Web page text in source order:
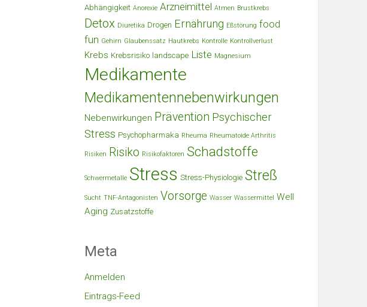
Abhängigkeit Anorexie Arzneimittel Atmen Brustkrebs
Detox Diuretika Drogen Ernährung Eßstörung food
fun Gehirn Glaubenssatz Hautkrebs Kontrolle Kontrollverlust
Krebs Krebsrisiko landscape Liste Magnesium
Medikamente
Medikamentennebenwirkungen
Nebenwirkungen Prävention Psychischer
Stress Psychopharmaka Rheuma Rheumatoide Arthritis
Risiken Risiko Risikofaktoren Schadstoffe
Schwermetalle Stress Stress-Physiologie Streß
Sucht TNF-Antagonisten Vorsorge Wasser Wassermittel Well
Aging Zusatzstoffe
Meta
Anmelden
Eintrags-Feed